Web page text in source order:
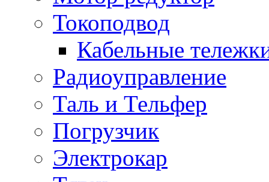
Токоподвод
Кабельные
Радиоуправление
Таль и Тельфер
Погрузчик
Электрокар